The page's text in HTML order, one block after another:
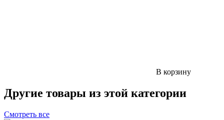
В корзину
Другие товары из этой категории
Смотреть все